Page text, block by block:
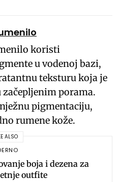
koristi
u vodenoj bazi,
teksturu koja je
porama.
pigmentaciju,
rumene kože.
ALSO
boja i dezena za
outfite